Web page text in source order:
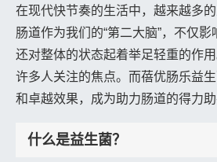
在现代快节奏的生活中，越来越多的
肠道作为我们的“第二大脑”，不仅影
还对整体的状态起着举足轻重的作
许多人关注的焦点。而蓓优肠乐益
和卓越效果，成为助力肠道的得力助
什么是益生菌？